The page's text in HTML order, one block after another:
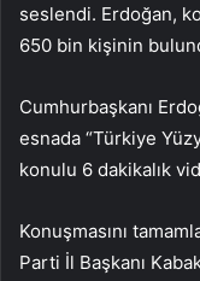
seslendi. Erdoğan,
650 bin kişinin
Cumhurbaşkanı
esnada “Türkiye
konulu 6 dakikalık
Konuşmasını
Parti İl Başkanı